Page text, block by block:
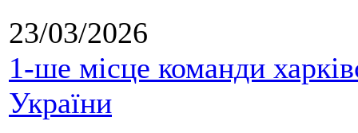
23/03/2026
1-ше місце команди
України